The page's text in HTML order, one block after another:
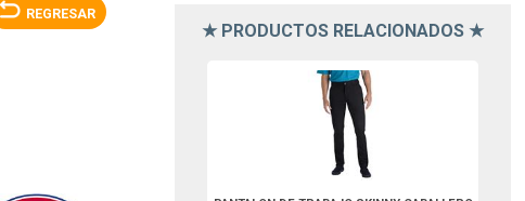
REGRESAR
★ PRODUCTOS RELACIONADOS ★